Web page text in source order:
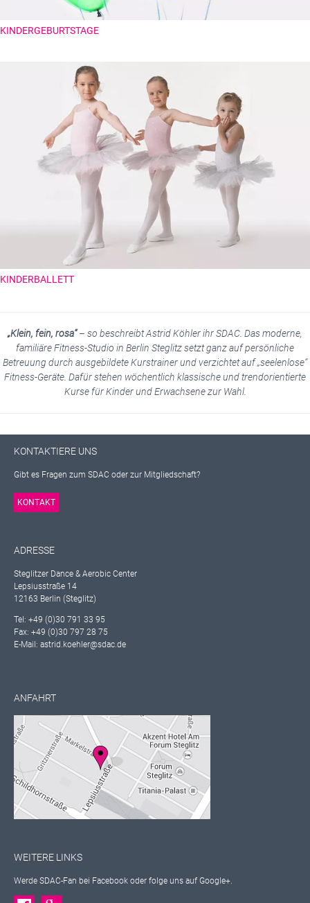
KINDERGEBURTSTAGE
KINDERBALLETT
„Klein, fein, rosa“– so beschreibt Astrid Köhler ihr SDAC. Das moderne,
familiäre Fitness-Studio in Berlin Steglitz setzt ganz auf persönliche
Betreuung durch ausgebildete Kurstrainer und verzichtet auf „seelenlose“
Fitness-Geräte. Dafür stehen wöchentlich klassische und trendorientierte
Kurse für Kinder und Erwachsene zur Wahl.
KONTAKTIERE UNS
Gibt es Fragen zum SDAC oder zur Mitgliedschaft?
KONTAKT
ADRESSE
Steglitzer Dance & Aerobic Center
Lepsiusstraße 14
12163 Berlin (Steglitz)
Tel: +49 (0)30 791 33 95
Fax: +49 (0)30 797 28 75
E-Mail: astrid.koehler@sdac.de
ANFAHRT
WEITERE LINKS
Werde SDAC-Fan bei Facebook oder folge uns auf Google+.